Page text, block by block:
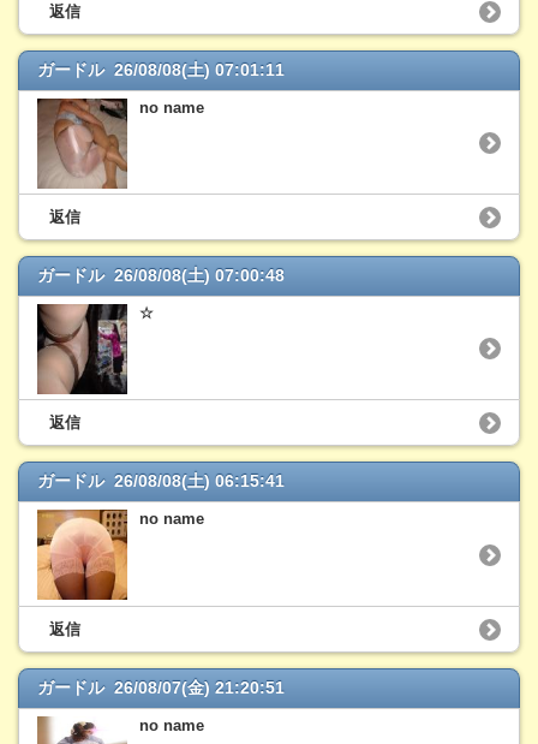
返信
ガードル 26/08/08(土) 07:01:11
no name
返信
ガードル 26/08/08(土) 07:00:48
☆
返信
ガードル 26/08/08(土) 06:15:41
no name
返信
ガードル 26/08/07(金) 21:20:51
no name